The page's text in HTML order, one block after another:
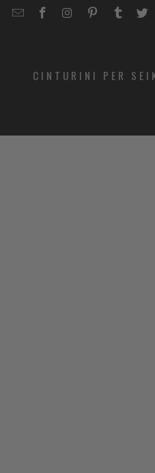
EMAILSTRAPCODE
STRAPCODE
CINTURINI PER